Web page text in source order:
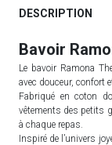
DESCRIPTION
Bavoir
Le bavoir Ramona
avec douceur, confort
Fabriqué en coton
vêtements des petits
à chaque repas.
Inspiré de l’univers